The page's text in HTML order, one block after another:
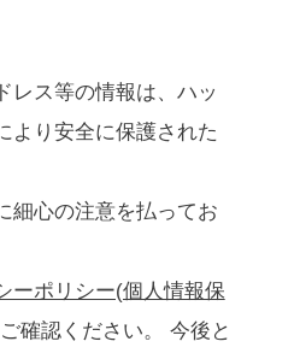
レス等の情報は、ハッ
より安全に保護された
細心の注意を払ってお
ーポリシー(個人情報保
確認ください。 今後と